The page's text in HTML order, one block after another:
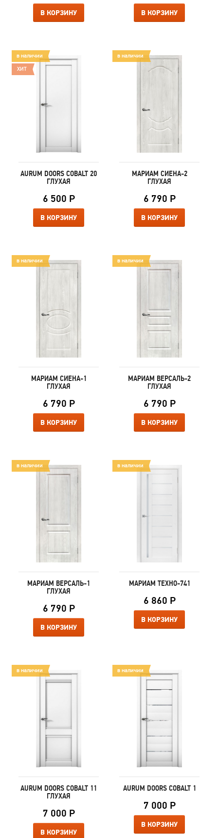
В КОРЗИНУ В КОРЗИНУ
в наличии
ХИТ
AURUM DOORS COBALT 20
ГЛУХАЯ
6 500 Р
В КОРЗИНУ
в наличии
МАРИАМ СИЕНА-2
ГЛУХАЯ
6 790 Р
В КОРЗИНУ
в наличии
МАРИАМ СИЕНА-1
ГЛУХАЯ
6 790 Р
В КОРЗИНУ
в наличии
МАРИАМ ВЕРСАЛЬ-2
ГЛУХАЯ
6 790 Р
В КОРЗИНУ
в наличии
МАРИАМ ВЕРСАЛЬ-1
ГЛУХАЯ
6 790 Р
В КОРЗИНУ
в наличии
МАРИАМ ТЕХНО-741
6 860 Р
В КОРЗИНУ
в наличии
AURUM DOORS COBALT 11
ГЛУХАЯ
7 000 Р
В КОРЗИНУ
в наличии
AURUM DOORS COBALT 1
7 000 Р
В КОРЗИНУ